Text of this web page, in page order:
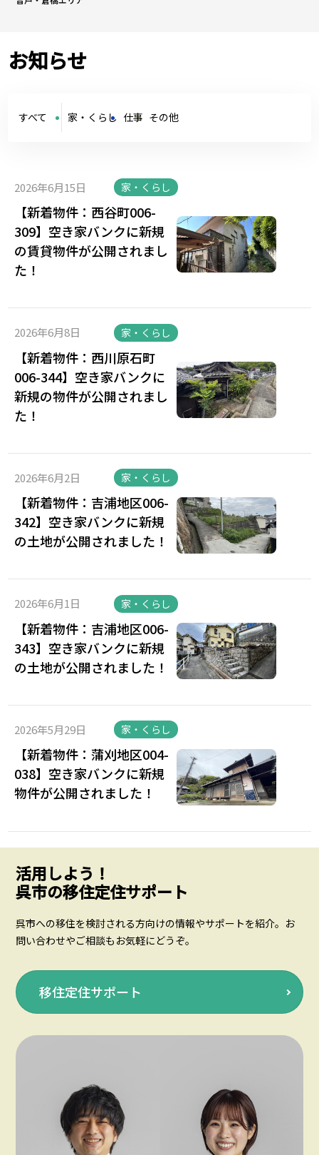
お知らせ
すべて 家・くらし 仕事 その他
2026年6月15日 家・くらし
【新着物件：西谷町006-
309】空き家バンクに新規
の賃貸物件が公開されまし
た！
2026年6月8日 家・くらし
【新着物件：西川原石町
006-344】空き家バンクに
新規の物件が公開されまし
た！
2026年6月2日 家・くらし
【新着物件：吉浦地区006-
342】空き家バンクに新規
の土地が公開されました！
2026年6月1日 家・くらし
【新着物件：吉浦地区006-
343】空き家バンクに新規
の土地が公開されました！
2026年5月29日 家・くらし
【新着物件：蒲刈地区004-
038】空き家バンクに新規
物件が公開されました！
活用しよう！
呉市の移住定住サポート
呉市への移住を検討される方向けの情報やサポートを紹介。お
問い合わせやご相談もお気軽にどうぞ。
移住定住サポート